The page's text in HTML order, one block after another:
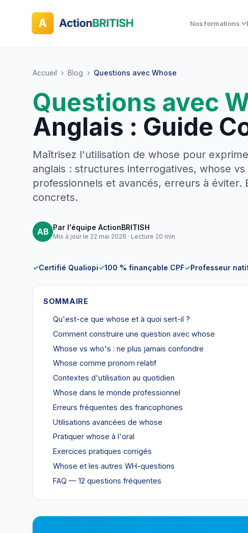
Nos formations
Accueil › Blog › Questions avec Whose
Questions avec
Anglais : Guide
Maîtrisez l'utilisation de whose pour
anglais : structures interrogatives, whose
professionnels et avancés, erreurs à éviter.
concrets.
AB Par l'équipe ActionBRITISH
Mis à jour le 22 mai 2026 · Lecture 20 min
✓Certifié Qualiopi✓100 % finançable CPF✓Professeur
SOMMAIRE
Qu'est-ce que whose et à quoi sert-il ?
Comment construire une question avec whose
Whose vs who's : ne plus jamais confondre
Whose comme pronom relatif
Contextes d'utilisation au quotidien
Whose dans le monde professionnel
Erreurs fréquentes des francophones
Utilisations avancées de whose
Pratiquer whose à l'oral
Exercices pratiques corrigés
Whose et les autres WH-questions
FAQ — 12 questions fréquentes